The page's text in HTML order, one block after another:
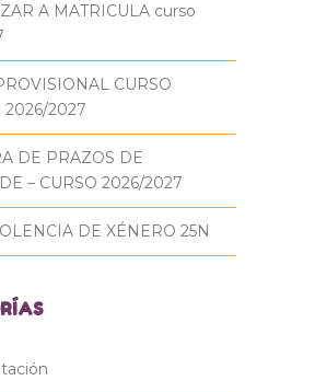
A MATRICULA curso
CURSO
2026/2027
DE PRAZOS DE
– CURSO 2026/2027
DE XÉNERO 25N